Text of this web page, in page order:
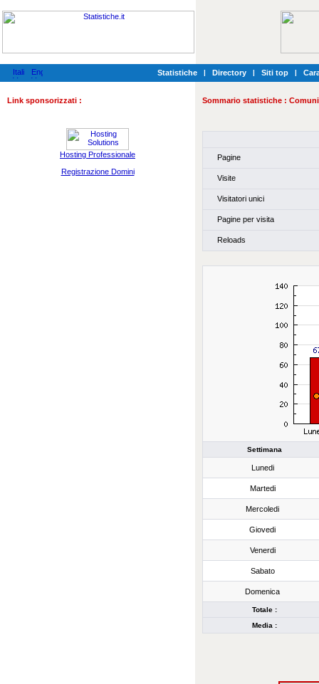
Statistiche | Directory | Siti top |
Link sponsorizzati :
Hosting Professionale
Registrazione Domini
Sommario statistiche :
Pagine
Visite
Visitatori unici
Pagine per visita
Reloads
Settimana
Lunedi
Martedi
Mercoledi
Giovedi
Venerdi
Sabato
Domenica
Totale :
Media :